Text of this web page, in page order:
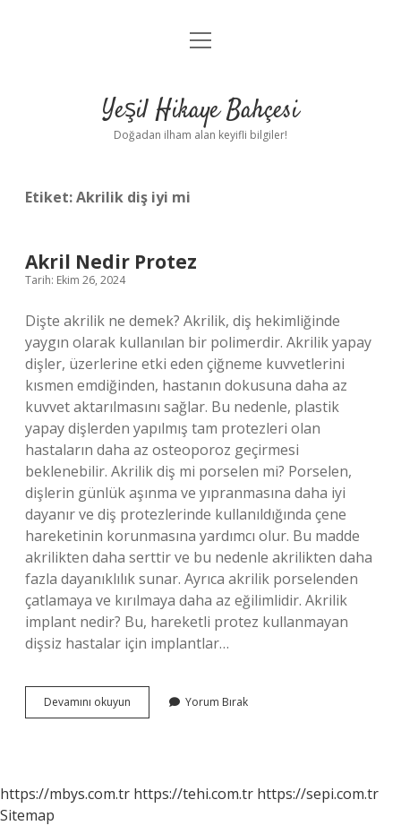
Anasayfa
Yasal Uyarı
menüyü
Yeşil Hikaye Bahçesi
Doğadan ilham alan keyifli bilgiler!
Etiket:Akrilik diş iyi mi
Akril Nedir Protez
Tarih: Ekim 26, 2024
Dişte akrilik ne demek? Akrilik, diş hekimliğinde
yaygın olarak kullanılan bir polimerdir. Akrilik yapay
dişler, üzerlerine etki eden çiğneme kuvvetlerini
kısmen emdiğinden, hastanın dokusuna daha az
kuvvet aktarılmasını sağlar. Bu nedenle, plastik
yapay dişlerden yapılmış tam protezleri olan
hastaların daha az osteoporoz geçirmesi
beklenebilir. Akrilik diş mi porselen mi? Porselen,
dişlerin günlük aşınma ve yıpranmasına daha iyi
dayanır ve diş protezlerinde kullanıldığında çene
hareketinin korunmasına yardımcı olur. Bu madde
akrilikten daha serttir ve bu nedenle akrilikten daha
fazla dayanıklılık sunar. Ayrıca akrilik porselenden
çatlamaya ve kırılmaya daha az eğilimlidir. Akrilik
implant nedir? Bu, hareketli protez kullanmayan
dişsiz hastalar için implantlar…
Devamını okuyun
Nedir
Yorum Bırak
https://mbys.com.tr https://tehi.com.tr https://sepi.com.tr
Sitemap